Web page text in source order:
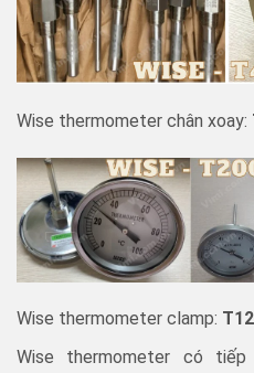
Wise thermometer chân xoay:
Wise thermometer clamp:
Wise thermometer có tiếp